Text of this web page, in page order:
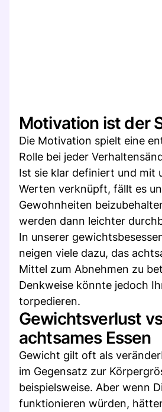
Motivation ist der
Die Motivation spielt eine
Rolle bei jeder
Ist sie klar definiert und mit
Werten verknüpft, fällt es
Gewohnheiten
werden dann leichter
In unserer
neigen viele dazu, das
Mittel zum Abnehmen zu
Denkweise könnte jedoch
torpedieren.
Gewichtsverlust
achtsames Essen
Gewicht gilt oft als
im Gegensatz zur
beispielsweise. Aber wenn
funktionieren würden,